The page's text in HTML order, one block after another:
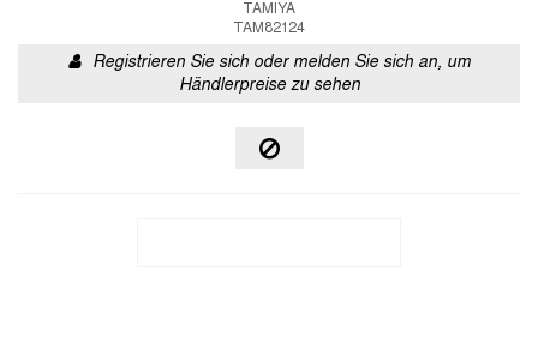
TAMIYA
TAM82124
Registrieren Sie sich oder melden Sie sich an, um
Händlerpreise zu sehen